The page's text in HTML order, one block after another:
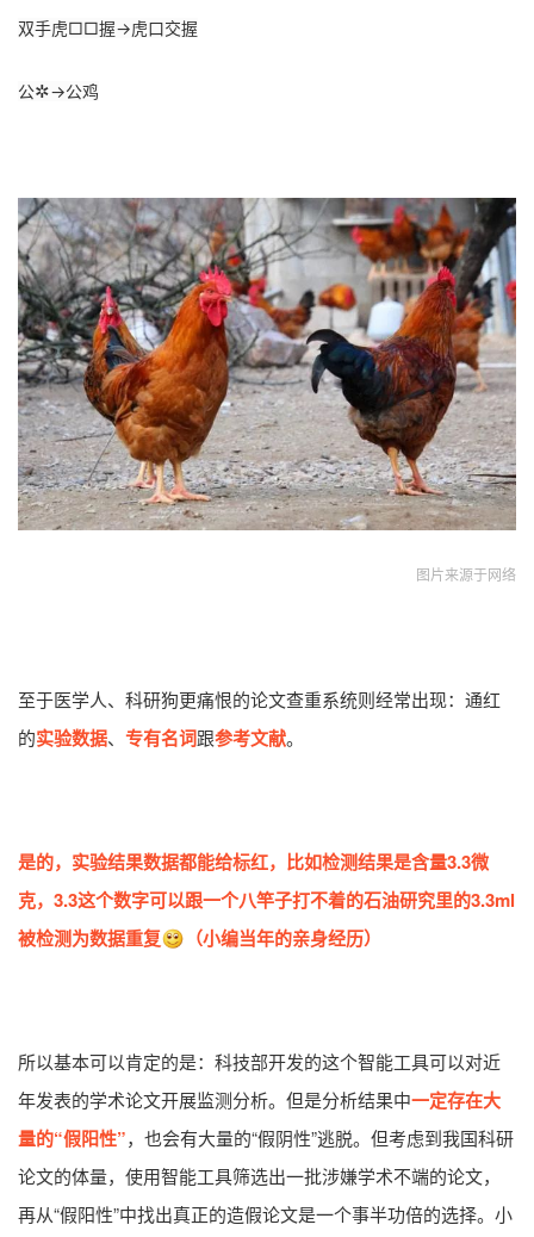
双手虎□□握→虎口交握
公✲→公鸡
图片来源于网络
至于医学人、科研狗更痛恨的论文查重系统则经常出现：通红
的实验数据、 专有名词跟参考文献。
是的，实验结果数据都能给标红，比如检测结果是含量3.3微
克，3.3这个数字可以跟一个八竿子打不着的石油研究里的3.3ml
被检测为数据重复
（小编当年的亲身经历）
所以基本可以肯定的是：科技部开发的这个智能工具可以对近
年发表的学术论文开展监测分析。但是分析结果中一定存在大
量的“假阳性”，也会有大量的“假阴性”逃脱。但考虑到我国科研
论文的体量，使用智能工具筛选出一批涉嫌学术不端的论文，
再从“假阳性”中找出真正的造假论文是一个事半功倍的选择。小